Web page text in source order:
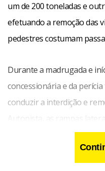
um de 200 toneladas e
efetuando a remoção das
pedestres costumam
Durante a madrugada e
concessionária e da
conduzir a interdição e
Autopista, as rampas
continuarão no local.